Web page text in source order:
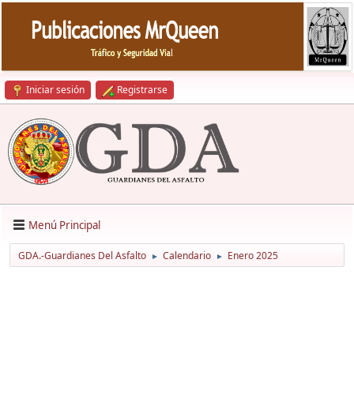
Iniciar sesión Registrarse
Menú Principal
GDA.-Guardianes Del Asfalto ► Calendario ► Enero 2025